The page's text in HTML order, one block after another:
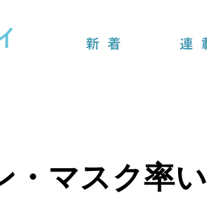
・マスク率